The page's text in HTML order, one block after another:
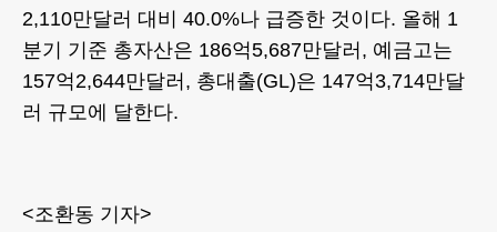
2,110만달러 대비 40.0%나 급증한 것이다. 올해 1
분기 기준 총자산은 186억5,687만달러, 예금고는
157억2,644만달러, 총대출(GL)은 147억3,714만달
러 규모에 달한다.
<조환동 기자>